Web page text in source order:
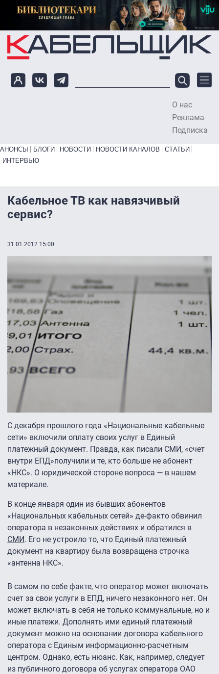
Перейти к основному содержанию
О нас
Реклама
Подписка
Primary links bottom
АНОНСЫ БЛОГИ НОВОСТИ НОВОСТИ КАНАЛОВ
СТАТЬИ
ИНТЕРВЬЮ
Кабельное ТВ как навязчивый
сервис?
31.01.2012 15:00
С декабря прошлого года «Национальные кабельные
сети» включили оплату своих услуг в Единый
платежный документ. Правда, как писали СМИ, «счет
внутри ЕПД»получили и те, кто больше не абонент
«НКС». О юридической стороне вопроса — в нашем
материале.
В конце января один из бывших абонентов
«Национальных кабельных сетей» де-факто обвинил
оператора в незаконных действиях и обратился в
СМИ. Его не устроило то, что Единый платежный
документ на квартиру была возвращена строчка
«антенна НКС».
В самом по себе факте, что оператор может включать
счет за свои услуги в ЕПД, ничего незаконного нет. Он
может включать в себя не только коммунальные, но и
иные платежи. Дополнять ими единый платежный
документ можно на основании договора кабельного
оператора с Единым информационно-расчетным
центром. Однако, есть нюанс. Как, например, следует
из публичного договора об услугах оператора ОАО